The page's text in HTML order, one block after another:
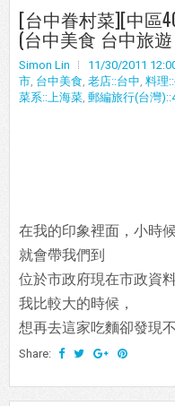
[台中眷村菜][中區
(台中美食 台中旅
Simon Lin 11/30/2011
市, 台中美食, 老店::台中, 料理
菜系::上海菜, 郵編旅行(台灣
在我的印象裡面，小時
就會帶我們到
位於市政府現在市政資
我比較大的時候，
想再去這家吃麵卻發現
Share: